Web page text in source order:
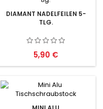
DIAMANT NADELFEILEN 5-
TLG.
Preis
5,90 €